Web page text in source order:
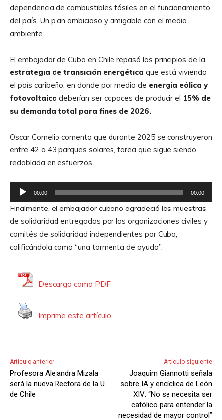
o
r
d
A
u
d
o
dependencia de combustibles fósiles en el funcionamiento
del país. Un plan ambicioso y amigable con el medio
ambiente.
El embajador de Cuba en Chile repasó los principios de la
estrategia de transición energética que está viviendo
el país caribeño, en donde por medio de energía eólica y
fotovoltaica deberían ser capaces de producir el 15% de
su demanda total para fines de 2026.
Oscar Cornelio comenta que durante 2025 se construyeron
entre 42 a 43 parques solares, tarea que sigue siendo
redoblada en esfuerzos.
e
p
r
o
d
u
d
i
00:00 00:00
Finalmente, el embajador cubano agradeció las muestras
de solidaridad entregadas por las organizaciones civiles y
comités de solidaridad independientes por Cuba,
calificándola como “una tormenta de ayuda”.
Descarga como PDF
Imprime este artículo
Artículo anterior
Profesora Alejandra Mizala
será la nueva Rectora de la U.
de Chile
Artículo siguiente
Joaquim Giannotti señala
sobre IA y encíclica de León
XIV: “No se necesita ser
católico para entender la
necesidad de mayor control”